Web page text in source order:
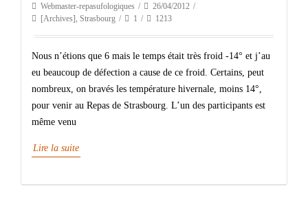
Webmaster-repasufologiques
26/04/2012
[Archives], Strasbourg 1 1213
Nous n’étions que 6 mais le temps était très froid -14° et j’au
eu beaucoup de défection a cause de ce froid. Certains, peut
nombreux, on bravés les température hivernale, moins 14°,
pour venir au Repas de Strasbourg. L’un des participants est
même venu
Lire la suite